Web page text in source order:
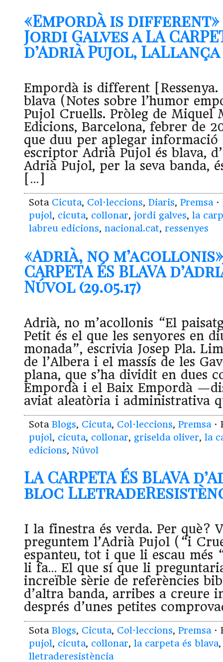
«Empordà is different»
Jordi Galves a LA
d’Adrià Pujol, LaLlança
Empordà is different [Ressenya.
blava (Notes sobre l’humor
Pujol Cruells. Pròleg de Miquel
Edicions, Barcelona, febrer de
que duu per aplegar informació
escriptor Adrià Pujol és blava,
Adrià Pujol, per la seva banda,
[…]
Sota Cicuta, Col·leccions, Diaris, Premsa
pujol, cicuta, collonar, jordi galves, la
labreu edicions, nacional.cat, ressenyes
«Adrià, no
CARPETA ÉS BLAVA
Núvol (29.05.17)
Adrià, no m’acollonis “El
Petit és el que les senyores en
monada”, escrivia Josep Pla.
de l’Albera i el massís de les
plana, que s’ha dividit en dues
Empordà i el Baix Empordà
aviat aleatòria i administrativa
Sota Blogs, Cicuta, Col·leccions, Premsa ·
pujol, cicuta, collonar, griselda oliver, la
edicions, Núvol
LA CARPETA ÉS BLAVA
bloc
I la finestra és verda. Per què?
preguntem l’Adrià Pujol (“i
espanteu, tot i que li escau més
li fa… El que sí que li
increïble sèrie de referències
d’altra banda, arribes a creure
després d’unes petites
Sota Blogs, Cicuta, Col·leccions, Premsa ·
pujol, cicuta, collonar, la carpeta és blava
lletraderesistència